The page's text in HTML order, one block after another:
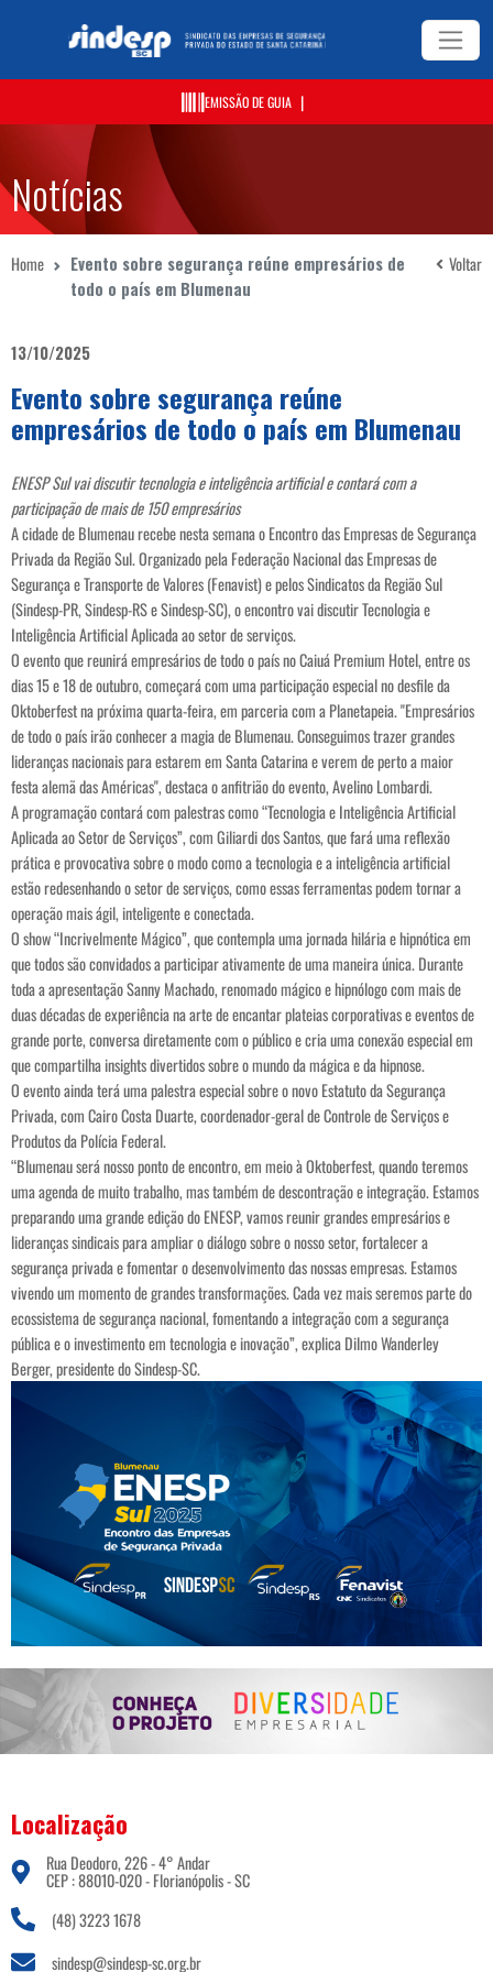
EMISSÃO DE GUIA |
Notícias
Home
Evento sobre segurança reúne empresários de
todo o país em Blumenau
Voltar
13/10/2025
Evento sobre segurança reúne
empresários de todo o país em Blumenau
ENESP Sul vai discutir tecnologia e inteligência artificial e contará com a
participação de mais de 150 empresários
A cidade de Blumenau recebe nesta semana o Encontro das Empresas de Segurança
Privada da Região Sul. Organizado pela Federação Nacional das Empresas de
Segurança e Transporte de Valores (Fenavist) e pelos Sindicatos da Região Sul
(Sindesp-PR, Sindesp-RS e Sindesp-SC), o encontro vai discutir Tecnologia e
Inteligência Artificial Aplicada ao setor de serviços.
O evento que reunirá empresários de todo o país no Caiuá Premium Hotel, entre os
dias 15 e 18 de outubro, começará com uma participação especial no desfile da
Oktoberfest na próxima quarta-feira, em parceria com a Planetapeia. "Empresários
de todo o país irão conhecer a magia de Blumenau. Conseguimos trazer grandes
lideranças nacionais para estarem em Santa Catarina e verem de perto a maior
festa alemã das Américas", destaca o anfitrião do evento, Avelino Lombardi.
A programação contará com palestras como “Tecnologia e Inteligência Artificial
Aplicada ao Setor de Serviços”, com Giliardi dos Santos, que fará uma reflexão
prática e provocativa sobre o modo como a tecnologia e a inteligência artificial
estão redesenhando o setor de serviços, como essas ferramentas podem tornar a
operação mais ágil, inteligente e conectada.
O show “Incrivelmente Mágico”, que contempla uma jornada hilária e hipnótica em
que todos são convidados a participar ativamente de uma maneira única. Durante
toda a apresentação Sanny Machado, renomado mágico e hipnólogo com mais de
duas décadas de experiência na arte de encantar plateias corporativas e eventos de
grande porte, conversa diretamente com o público e cria uma conexão especial em
que compartilha insights divertidos sobre o mundo da mágica e da hipnose.
O evento ainda terá uma palestra especial sobre o novo Estatuto da Segurança
Privada, com Cairo Costa Duarte, coordenador-geral de Controle de Serviços e
Produtos da Polícia Federal.
“Blumenau será nosso ponto de encontro, em meio à Oktoberfest, quando teremos
uma agenda de muito trabalho, mas também de descontração e integração. Estamos
preparando uma grande edição do ENESP, vamos reunir grandes empresários e
lideranças sindicais para ampliar o diálogo sobre o nosso setor, fortalecer a
segurança privada e fomentar o desenvolvimento das nossas empresas. Estamos
vivendo um momento de grandes transformações. Cada vez mais seremos parte do
ecossistema de segurança nacional, fomentando a integração com a segurança
pública e o investimento em tecnologia e inovação”, explica Dilmo Wanderley
Berger, presidente do Sindesp-SC.
Localização
Rua Deodoro, 226 - 4° Andar
CEP : 88010-020 - Florianópolis - SC
(48) 3223 1678
sindesp@sindesp-sc.org.br